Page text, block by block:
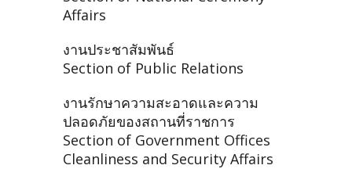
Affairs
งานประชาสัมพันธ์
Section of Public Relations
งานรักษาความสะอาดและความ
ปลอดภัยของสถานที่ราชการ
Section of Government Offices
Cleanliness and Security Affairs